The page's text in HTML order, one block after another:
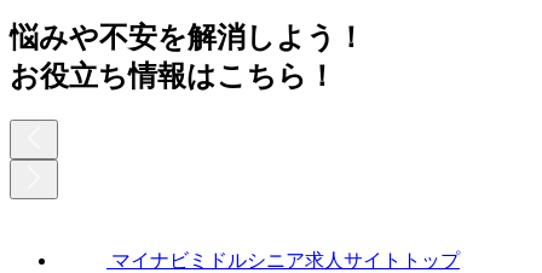
悩みや不安を解消しよう！
お役立ち情報はこちら！
マイナビミドルシニア求人サイトトップ